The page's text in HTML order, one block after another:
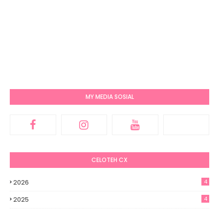
MY MEDIA SOSIAL
CELOTEH CX
2026 4
2025 4